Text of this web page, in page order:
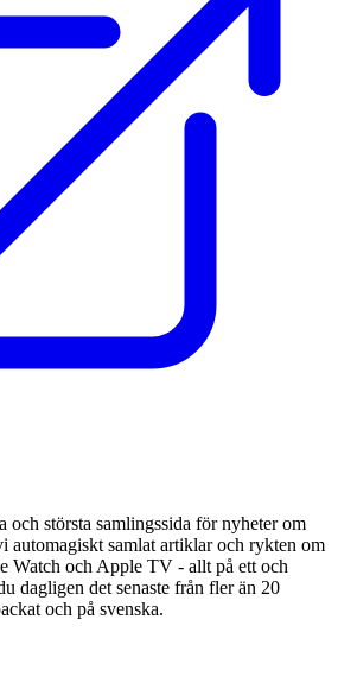
och största samlingssida för nyheter om
automagiskt samlat artiklar och rykten om
Watch och Apple TV - allt på ett och
dagligen det senaste från fler än 20
och på svenska.